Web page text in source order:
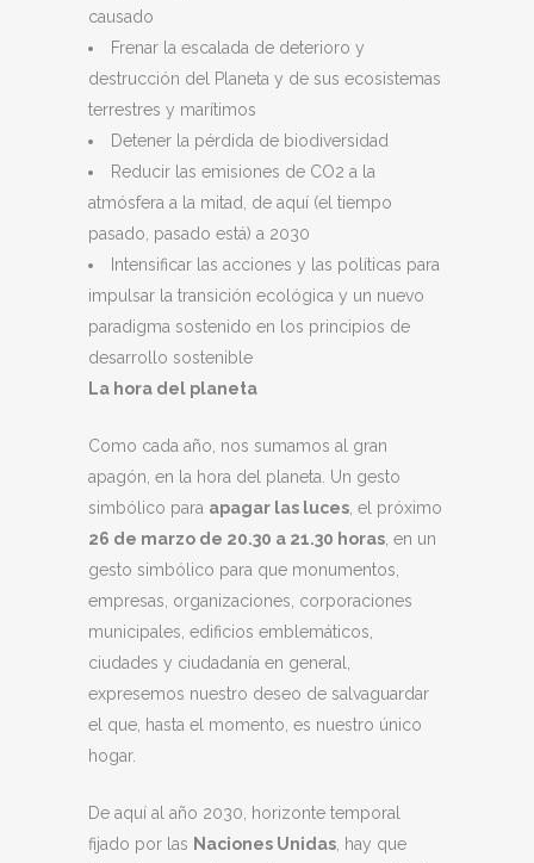
causado
Frenar la escalada de deterioro y
destrucción del Planeta y de sus ecosistemas
terrestres y marítimos
Detener la pérdida de biodiversidad
Reducir las emisiones de CO2 a la
atmósfera a la mitad, de aquí (el tiempo
pasado, pasado está) a 2030
Intensificar las acciones y las políticas para
impulsar la transición ecológica y un nuevo
paradigma sostenido en los principios de
desarrollo sostenible
La hora del planeta
Como cada año, nos sumamos al gran
apagón, en la hora del planeta. Un gesto
simbólico para apagar las luces , el próximo
26 de marzo de 20.30 a 21.30 horas , en un
gesto simbólico para que monumentos,
empresas, organizaciones, corporaciones
municipales, edificios emblemáticos,
ciudades y ciudadanía en general,
expresemos nuestro deseo de salvaguardar
el que, hasta el momento, es nuestro único
hogar.
De aquí al año 2030, horizonte temporal
fijado por las Naciones Unidas , hay que